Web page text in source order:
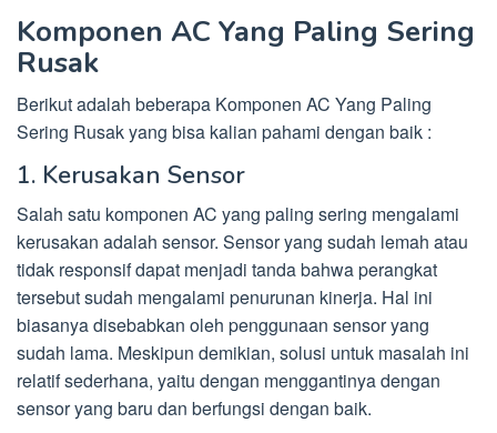
Komponen AC Yang Paling Sering
Rusak
Berikut adalah beberapa Komponen AC Yang Paling
Sering Rusak yang bisa kalian pahami dengan baik :
1. Kerusakan Sensor
Salah satu komponen AC yang paling sering mengalami
kerusakan adalah sensor. Sensor yang sudah lemah atau
tidak responsif dapat menjadi tanda bahwa perangkat
tersebut sudah mengalami penurunan kinerja. Hal ini
biasanya disebabkan oleh penggunaan sensor yang
sudah lama. Meskipun demikian, solusi untuk masalah ini
relatif sederhana, yaitu dengan menggantinya dengan
sensor yang baru dan berfungsi dengan baik.